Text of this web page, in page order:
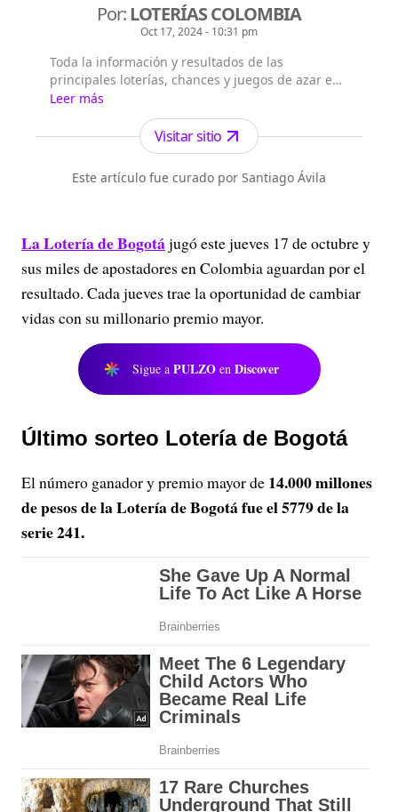
Por:LOTERÍAS COLOMBIA
Oct 17, 2024 - 10:31 pm
Toda la información y resultados de las
principales loterías, chances y juegos de azar en
el país los encuentras en Loterías Colombia.
Leer más
Visitar sitio
Este artículo fue curado por Santiago Ávila
La Lotería de Bogotájugó este jueves 17 de octubre y
sus miles de apostadores en Colombia aguardan por el
resultado. Cada jueves trae la oportunidad de cambiar
vidas con su millonario premio mayor.
Sigue a PULZO en Discover
Último sorteo Lotería de Bogotá
El número ganador y premio mayor de 14.000 millones
de pesos de la Lotería de Bogotá fue el 5779 de la
serie 241.